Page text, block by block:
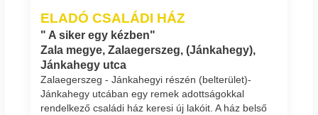
ELADÓ CSALÁDI HÁZ
" A siker egy kézben"
Zala megye, Zalaegerszeg, (Jánkahegy),
Jánkahegy utca
Zalaegerszeg - Jánkahegyi részén (belterület)-
Jánkahegy utcában egy remek adottságokkal
rendelkező családi ház keresi új lakóit. A ház belső